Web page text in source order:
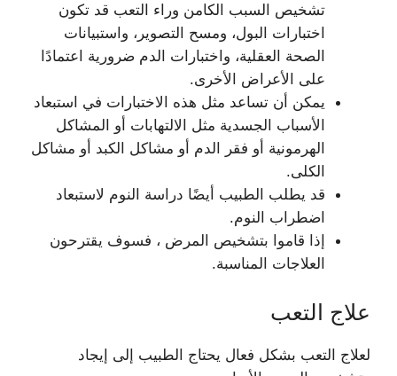
تشخيص السبب الكامن وراء التعب قد تكون
اختبارات البول، ومسح التصوير، واستبيانات
الصحة العقلية، واختبارات الدم ضرورية اعتمادًا
على الأعراض الأخرى.
يمكن أن تساعد مثل هذه الاختبارات في استبعاد
الأسباب الجسدية مثل الالتهابات أو المشاكل
الهرمونية أو فقر الدم أو مشاكل الكبد أو مشاكل
الكلى.
قد يطلب الطبيب أيضًا دراسة النوم لاستبعاد
اضطراب النوم.
إذا قاموا بتشخيص المرض ، فسوف يقترحون
العلاجات المناسبة.
علاج التعب
لعلاج التعب بشكل فعال يحتاج الطبيب إلى إيجاد